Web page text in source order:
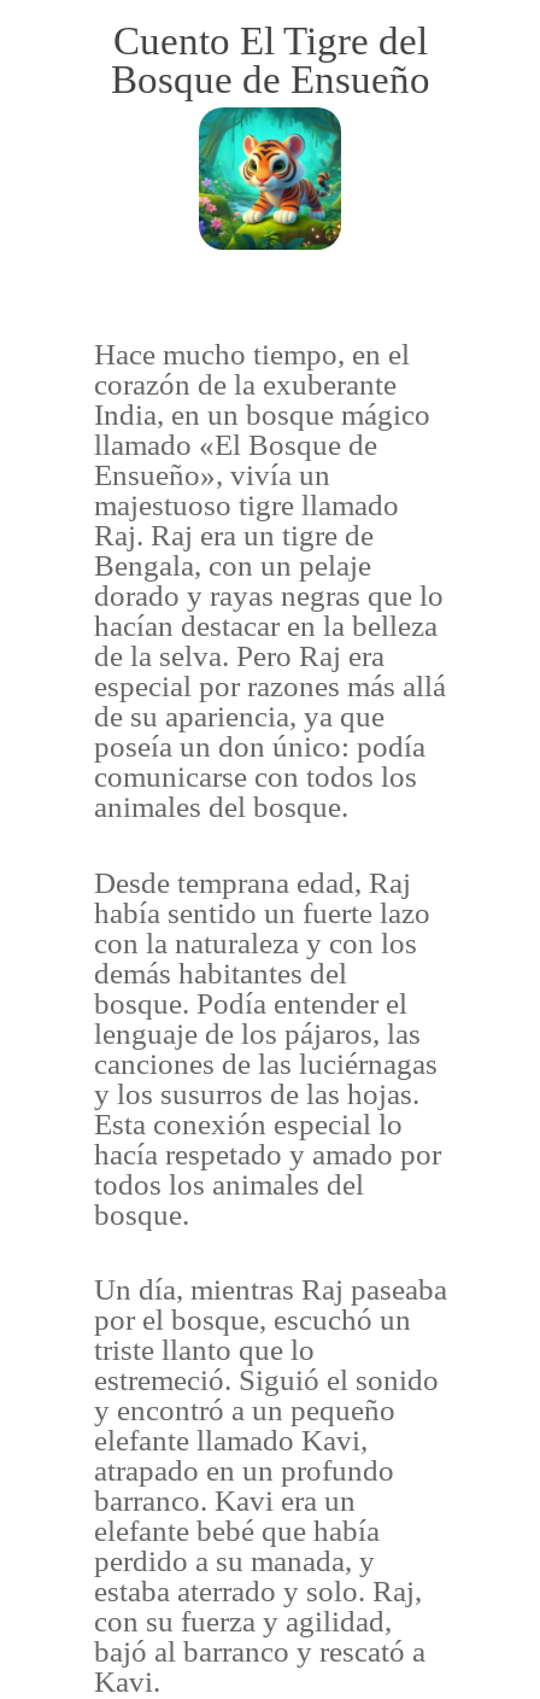
Cuento El Tigre del
Bosque de Ensueño
Hace mucho tiempo, en el
corazón de la exuberante
India, en un bosque mágico
llamado «El Bosque de
Ensueño», vivía un
majestuoso tigre llamado
Raj. Raj era un tigre de
Bengala, con un pelaje
dorado y rayas negras que lo
hacían destacar en la belleza
de la selva. Pero Raj era
especial por razones más allá
de su apariencia, ya que
poseía un don único: podía
comunicarse con todos los
animales del bosque.
Desde temprana edad, Raj
había sentido un fuerte lazo
con la naturaleza y con los
demás habitantes del
bosque. Podía entender el
lenguaje de los pájaros, las
canciones de las luciérnagas
y los susurros de las hojas.
Esta conexión especial lo
hacía respetado y amado por
todos los animales del
bosque.
Un día, mientras Raj paseaba
por el bosque, escuchó un
triste llanto que lo
estremeció. Siguió el sonido
y encontró a un pequeño
elefante llamado Kavi,
atrapado en un profundo
barranco. Kavi era un
elefante bebé que había
perdido a su manada, y
estaba aterrado y solo. Raj,
con su fuerza y agilidad,
bajó al barranco y rescató a
Kavi.